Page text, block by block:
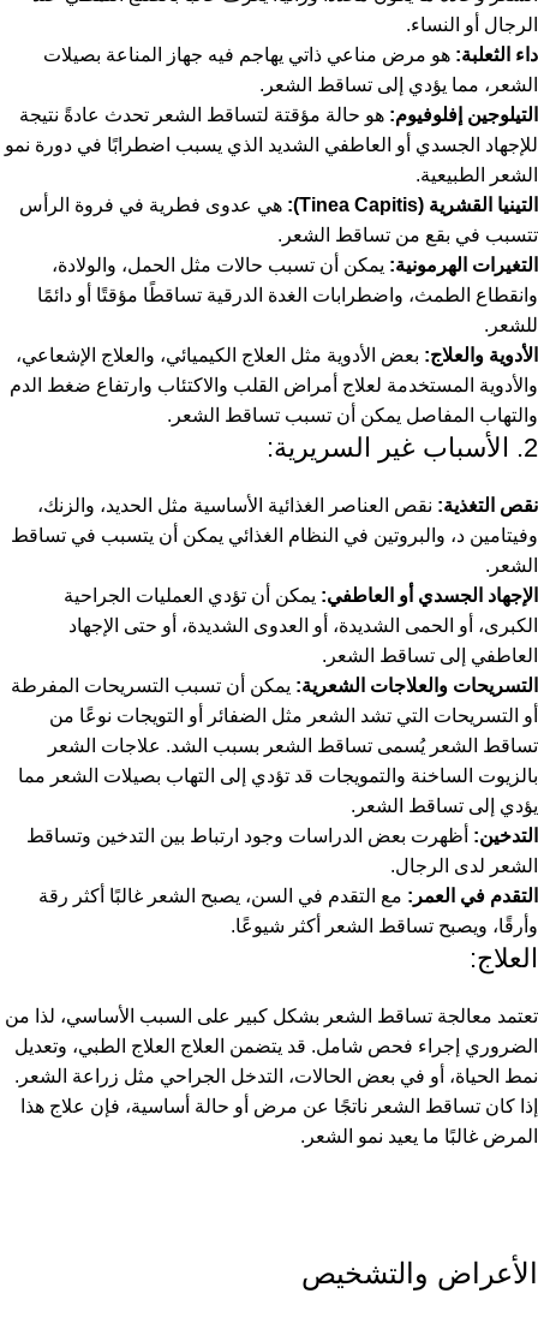
الرجال أو النساء.
داء الثعلبة: هو مرض مناعي ذاتي يهاجم فيه جهاز المناعة بصيلات
الشعر، مما يؤدي إلى تساقط الشعر.
التيلوجين إفلوفيوم: هو حالة مؤقتة لتساقط الشعر تحدث عادةً نتيجة
للإجهاد الجسدي أو العاطفي الشديد الذي يسبب اضطرابًا في دورة نمو
الشعر الطبيعية.
التينيا القشرية (Tinea Capitis):
هي عدوى فطرية في فروة الرأس
تتسبب في بقع من تساقط الشعر.
التغيرات الهرمونية: يمكن أن تسبب حالات مثل الحمل، والولادة،
وانقطاع الطمث، واضطرابات الغدة الدرقية تساقطًا مؤقتًا أو دائمًا
للشعر.
الأدوية والعلاج: بعض الأدوية مثل العلاج الكيميائي، والعلاج الإشعاعي،
والأدوية المستخدمة لعلاج أمراض القلب والاكتئاب وارتفاع ضغط الدم
والتهاب المفاصل يمكن أن تسبب تساقط الشعر.
2. الأسباب غير السريرية:
نقص التغذية: نقص العناصر الغذائية الأساسية مثل الحديد، والزنك،
وفيتامين د، والبروتين في النظام الغذائي يمكن أن يتسبب في تساقط
الشعر.
الإجهاد الجسدي أو العاطفي: يمكن أن تؤدي العمليات الجراحية
الكبرى، أو الحمى الشديدة، أو العدوى الشديدة، أو حتى الإجهاد
العاطفي إلى تساقط الشعر.
التسريحات والعلاجات الشعرية: يمكن أن تسبب التسريحات المفرطة
أو التسريحات التي تشد الشعر مثل الضفائر أو التويجات نوعًا من
تساقط الشعر يُسمى تساقط الشعر بسبب الشد. علاجات الشعر
بالزيوت الساخنة والتمويجات قد تؤدي إلى التهاب بصيلات الشعر مما
يؤدي إلى تساقط الشعر.
التدخين: أظهرت بعض الدراسات وجود ارتباط بين التدخين وتساقط
الشعر لدى الرجال.
التقدم في العمر: مع التقدم في السن، يصبح الشعر غالبًا أكثر رقة
وأرقًا، ويصبح تساقط الشعر أكثر شيوعًا.
العلاج:
تعتمد معالجة تساقط الشعر بشكل كبير على السبب الأساسي، لذا من
الضروري إجراء فحص شامل. قد يتضمن العلاج العلاج الطبي، وتعديل
نمط الحياة، أو في بعض الحالات، التدخل الجراحي مثل زراعة الشعر.
إذا كان تساقط الشعر ناتجًا عن مرض أو حالة أساسية، فإن علاج هذا
المرض غالبًا ما يعيد نمو الشعر.
الأعراض والتشخيص